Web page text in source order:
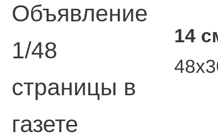
Объявление
1/48
страницы в
газете
14